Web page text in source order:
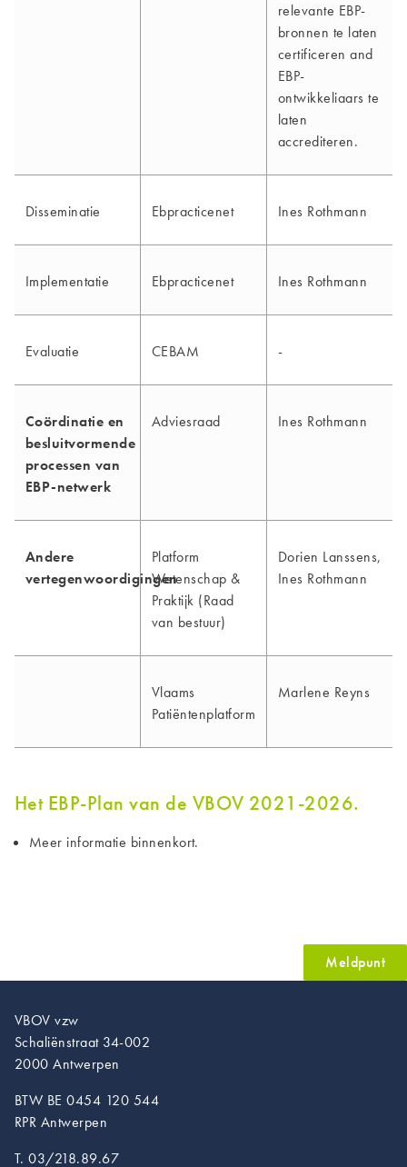
relevante EBP-
bronnen te laten
certificeren and
EBP-
ontwikkeliaars te
laten
accrediteren.
Disseminatie Ebpracticenet Ines Rothmann
Implementatie Ebpracticenet Ines Rothmann
Evaluatie CEBAM -
Coördinatie en
besluitvormende
processen van
EBP-netwerk
Adviesraad Ines Rothmann
Andere
vertegenwoordigingen
Platform
Wetenschap &
Praktijk (Raad
van bestuur)
Dorien Lanssens,
Ines Rothmann
Vlaams
Patiëntenplatform
Marlene Reyns
Het EBP-Plan van de VBOV 2021-2026.
Meer informatie binnenkort.
Meldpunt
VBOV vzw
Schaliënstraat 34-002
2000 Antwerpen
BTW BE 0454 120 544
RPR Antwerpen
T. 03/218.89.67